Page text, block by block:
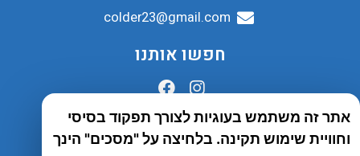
colder23@gmail.com
חפשו אותנו
הובלות לכל הארץ
אתר זה משתמש בעוגיות לצורך תפקוד בסיסי
וחוויית שימוש תקינה. בלחיצה על "מסכים" הינך